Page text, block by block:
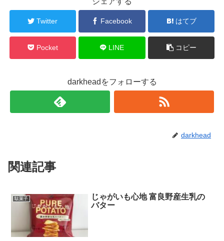
Twitter Facebook はてブ
Pocket LINE コピー
darkheadをフォローする
darkhead
関連記事
駄菓子
じゃがいも心地 富良野産生乳の
バター